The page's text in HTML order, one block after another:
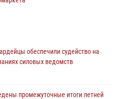
провел военно-полевые
магазинных воров в Челябинске
обеспечили судейство на
силовых ведомств
промежуточные итоги летней